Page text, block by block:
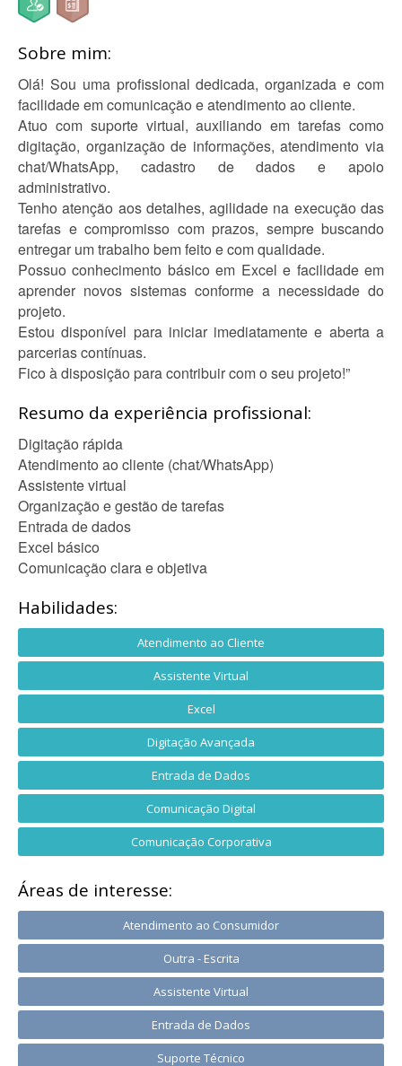
Sobre mim:
Olá! Sou uma profissional dedicada, organizada e com
facilidade em comunicação e atendimento ao cliente.
Atuo com suporte virtual, auxiliando em tarefas como
digitação, organização de informações, atendimento via
chat/WhatsApp, cadastro de dados e apoio
administrativo.
Tenho atenção aos detalhes, agilidade na execução das
tarefas e compromisso com prazos, sempre buscando
entregar um trabalho bem feito e com qualidade.
Possuo conhecimento básico em Excel e facilidade em
aprender novos sistemas conforme a necessidade do
projeto.
Estou disponível para iniciar imediatamente e aberta a
parcerias contínuas.
Fico à disposição para contribuir com o seu projeto!”
Resumo da experiência profissional:
Digitação rápida
Atendimento ao cliente (chat/WhatsApp)
Assistente virtual
Organização e gestão de tarefas
Entrada de dados
Excel básico
Comunicação clara e objetiva
Habilidades:
Atendimento ao Cliente
Assistente Virtual
Excel
Digitação Avançada
Entrada de Dados
Comunicação Digital
Comunicação Corporativa
Áreas de interesse:
Atendimento ao Consumidor
Outra - Escrita
Assistente Virtual
Entrada de Dados
Suporte Técnico